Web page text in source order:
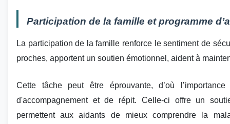
Participation de la famille et programme
La participation de la famille renforce le sentiment de
proches, apportent un soutien émotionnel, aident à
Cette tâche peut être éprouvante, d’où
d'accompagnement et de répit. Celle-ci offre un
permettent aux aidants de mieux comprendre la